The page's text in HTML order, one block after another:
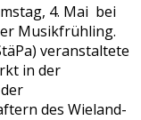
4. Mai bei
Musikfrühling.
veranstaltete
in der
des Wieland-